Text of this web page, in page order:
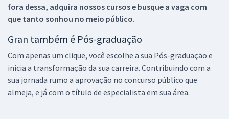
fora dessa, adquira nossos cursos e busque a vaga com
que tanto sonhou no meio público.
Gran também é Pós-graduação
Com apenas um clique, você escolhe a sua Pós-graduação e
inicia a transformação da sua carreira. Contribuindo com a
sua jornada rumo a aprovação no concurso público que
almeja, e já com o título de especialista em sua área.